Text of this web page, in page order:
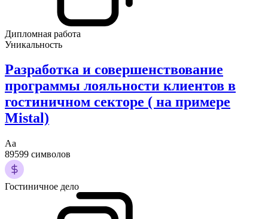
Дипломная работа
Уникальность
Разработка и совершенствование
программы лояльности клиентов в
гостиничном секторе ( на примерe
Mistal)
Аа
89599 символов
Гостиничное дело